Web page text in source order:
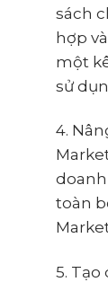
sách
hợp
một
sử
4.
toàn
5.